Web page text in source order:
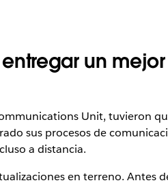
un
Unit, tuvieron
sus procesos de
a distancia.
en terreno. Antes